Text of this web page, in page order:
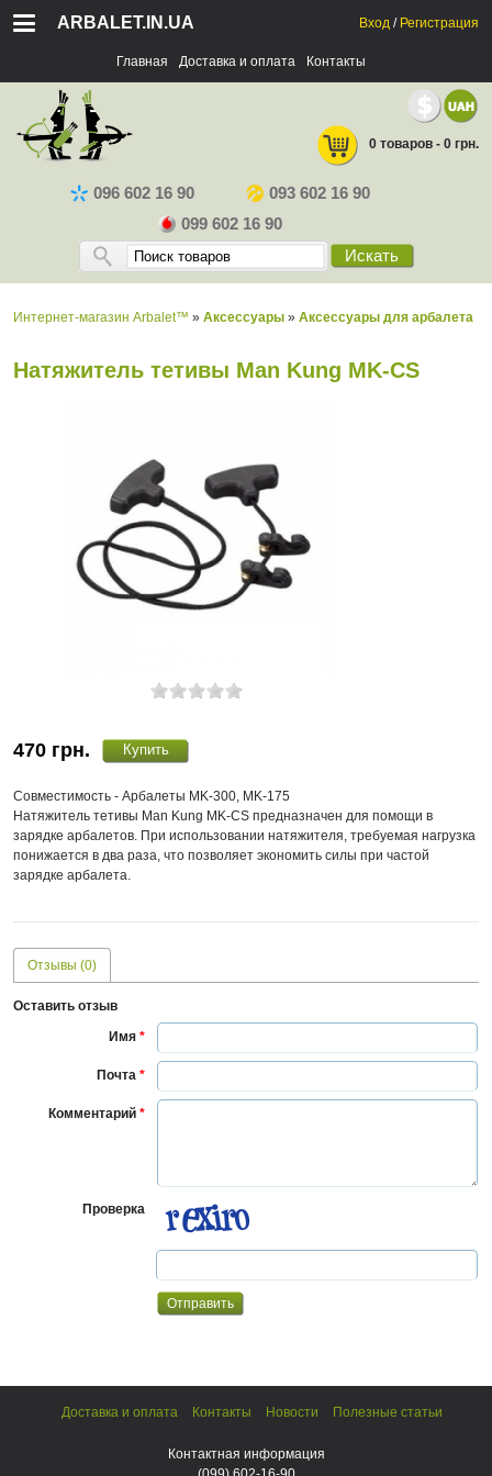
ARBALET.IN.UA
Главная Доставка и оплата Контакты
Вход / Регистрация
096 602 16 90
093 602 16 90
099 602 16 90
Искать
0 товаров - 0 грн.
Интернет-магазин Arbalet™ » Аксессуары » Аксессуары для арбалета
Натяжитель тетивы Man Kung MK-CS
470 грн.
Совместимость - Арбалеты MK-300, MK-175
Натяжитель тетивы Man Kung MK-CS предназначен для помощи в
зарядке арбалетов. При использовании натяжителя, требуемая нагрузка
понижается в два раза, что позволяет экономить силы при частой
зарядке арбалета.
Отзывы (0)
Оставить отзыв
Имя *
Почта *
Комментарий *
Проверка
Доставка и оплата Контакты Новости Полезные статьи
Контактная информация